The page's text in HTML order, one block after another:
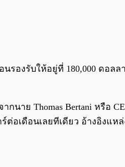
รองรับให้อยู่ที่ 180,000 ดอล
นาย Thomas Bertani หรือ
ต่อเดือนเลยทีเดียว อ้างอิงแห